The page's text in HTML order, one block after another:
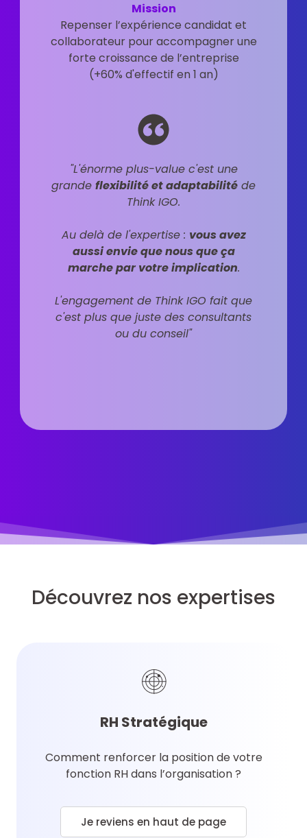
Mission
Repenser l’expérience candidat et
collaborateur pour accompagner une
forte croissance de l’entreprise
(+60% d'effectif en 1 an)
"L'énorme plus-value c'est une
grande flexibilité et adaptabilité de
Think IGO.
Au delà de l'expertise : vous avez
aussi envie que nous que ça
marche par votre implication.
L'engagement de Think IGO fait que
c'est plus que juste des consultants
ou du conseil"
Découvrez nos expertises
RH Stratégique
Comment renforcer la position de votre
fonction RH dans l’organisation ?
Je reviens en haut de page